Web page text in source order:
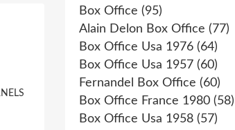
Box Office (95)
Alain Delon Box Office (77)
Box Office Usa 1976 (64)
Box Office Usa 1957 (60)
Fernandel Box Office (60)
Box Office France 1980 (58)
Box Office Usa 1958 (57)